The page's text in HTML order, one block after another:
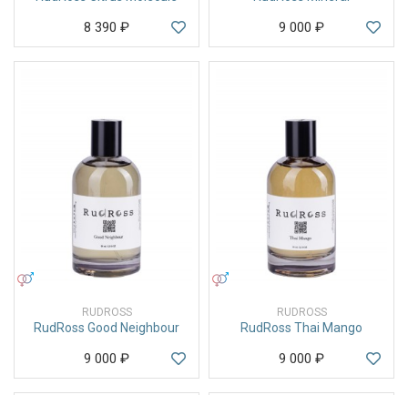
8 390 ₽ 9 000 ₽
УНИСЕКС
RUDROSS
RudRoss Good Neighbour
9 000 ₽
УНИСЕКС
RUDROSS
RudRoss Thai Mango
9 000 ₽